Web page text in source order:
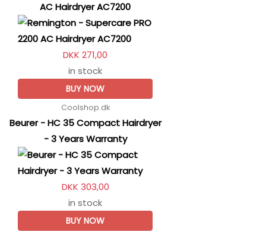
AC Hairdryer AC7200
DKK 271,00
in stock
BUY NOW
Coolshop.dk
Beurer - HC 35 Compact Hairdryer
- 3 Years Warranty
DKK 303,00
in stock
BUY NOW